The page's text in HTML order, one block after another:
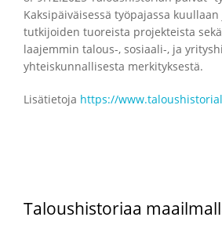
Kaksipäiväisessä työpajassa
tutkijoiden tuoreista projekteista
laajemmin talous-, sosiaali-, ja
yhteiskunnallisesta merkityksestä.
Lisätietoja https://
Taloushistoriaa